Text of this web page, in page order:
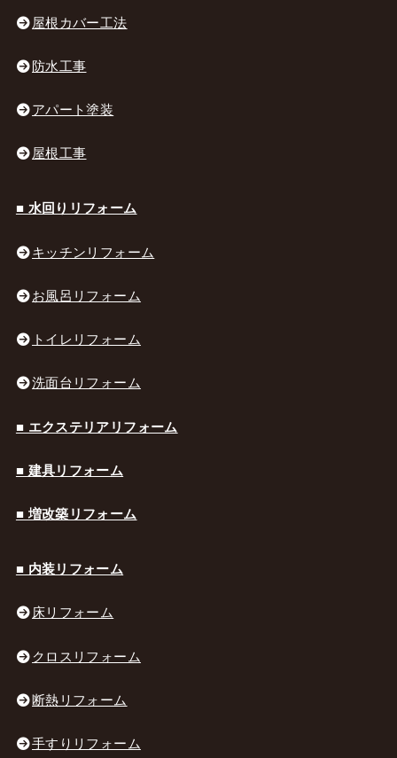
屋根カバー工法
防水工事
アパート塗装
屋根工事
■ 水回りリフォーム
キッチンリフォーム
お風呂リフォーム
トイレリフォーム
洗面台リフォーム
■ エクステリアリフォーム
■ 建具リフォーム
■ 増改築リフォーム
■ 内装リフォーム
床リフォーム
クロスリフォーム
断熱リフォーム
手すりリフォーム